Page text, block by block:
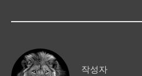
작성자